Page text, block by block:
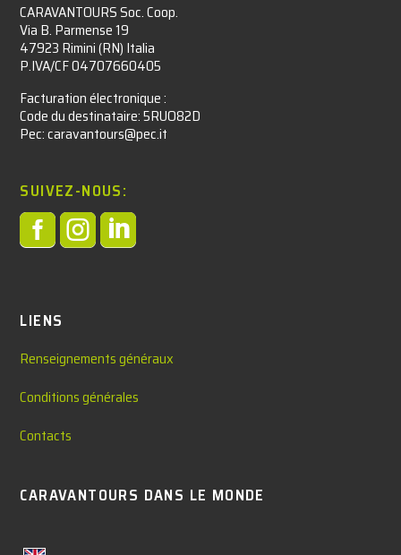
CARAVANTOURS Soc. Coop.
Via B. Parmense 19
47923 Rimini (RN) Italia
P.IVA/CF 04707660405
Facturation électronique :​
Code du destinataire: 5RUO82D
Pec: caravantours@pec.it
SUIVEZ-NOUS:

LIENS
Renseignements généraux
Conditions générales
Contacts
CARAVANTOURS DANS LE MONDE